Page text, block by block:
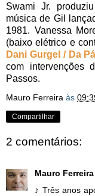
Swami Jr.
música de Gil
1981. Vanessa
(baixo elétrico e
Dani Gurgel / Da
com intervenções
Passos.
Mauro Ferreira às
Compartilhar
2 comentários:
Mauro Ferreira
♪ Três anos